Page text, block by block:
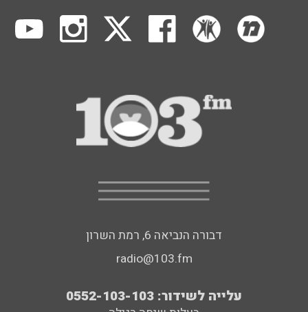
דבורה הנביאה 6, רמת השרון
radio@103.fm
עלייה לשידור: 0552-103-103